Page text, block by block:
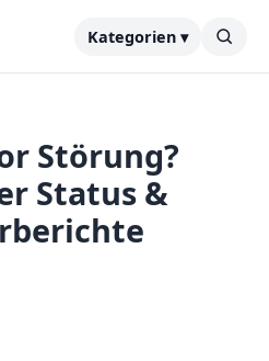
Kategorien ▾
Störung?
Status &